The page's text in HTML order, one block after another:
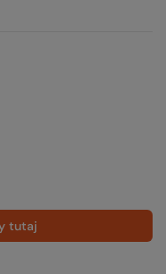
tutaj